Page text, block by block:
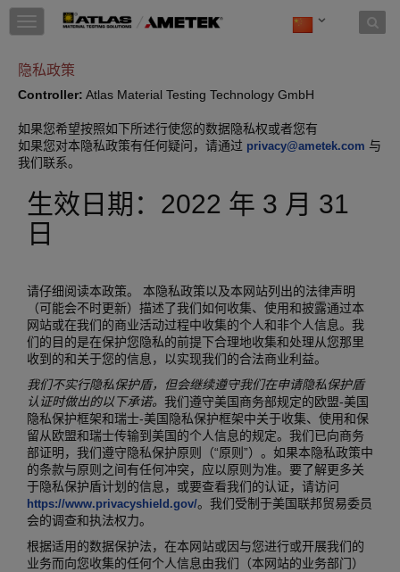
Skip to content
T
o
g
l
n
a
v
g
a
隐私政策
Controller: Atlas Material Testing Technology GmbH
如果您希望按照如下所述行使您的数据隐私权或者您有
如果您对本隐私政策有任何疑问，请通过 privacy@ametek.com 与
我们联系。
生效日期：2022 年 3 月 31
日
请仔细阅读本政策。 本隐私政策以及本网站列出的法律声明
（可能会不时更新）描述了我们如何收集、使用和披露通过本
网站或在我们的商业活动过程中收集的个人和非个人信息。我
们的目的是在保护您隐私的前提下合理地收集和处理从您那里
收到的和关于您的信息，以实现我们的合法商业利益。
我们不实行隐私保护盾，但会继续遵守我们在申请隐私保护盾
认证时做出的以下承诺。 我们遵守美国商务部规定的欧盟-美国
隐私保护框架和瑞士-美国隐私保护框架中关于收集、使用和保
留从欧盟和瑞士传输到美国的个人信息的规定。我们已向商务
部证明，我们遵守隐私保护原则（“原则”）。如果本隐私政策中
的条款与原则之间有任何冲突，应以原则为准。要了解更多关
于隐私保护盾计划的信息，或要查看我们的认证，请访问
https://www.privacyshield.gov/。我们受制于美国联邦贸易委员
会的调查和执法权力。
根据适用的数据保护法，在本网站或因与您进行或开展我们的
业务而向您收集的任何个人信息由我们（本网站的业务部门）